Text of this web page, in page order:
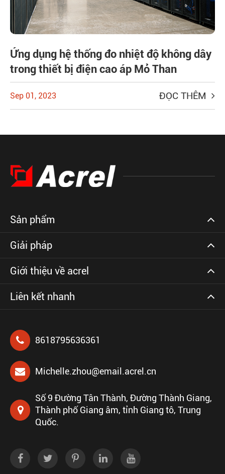
Ứng dụng hệ thống đo nhiệt độ không dây
trong thiết bị điện cao áp Mỏ Than
Sep 01, 2023 ĐỌC THÊM
Sản phẩm
Giải pháp
Giới thiệu về acrel
Liên kết nhanh
8618795636361
Michelle.zhou@email.acrel.cn
Số 9 Đường Tân Thành, Đường Thành Giang,
Thành phố Giang âm, tỉnh Giang tô, Trung
Quốc.